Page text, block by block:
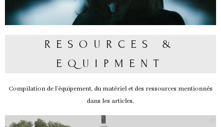
RESOURCES &
EQUIPMENT
Compilation de l’équipement, du matériel et des ressources mentionnés
dans les articles.